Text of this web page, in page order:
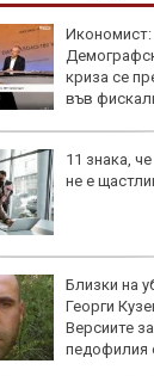
Икономист:
криза се
във
11 знака,
не е
Близки на
Георги
Версиите за
педофилия